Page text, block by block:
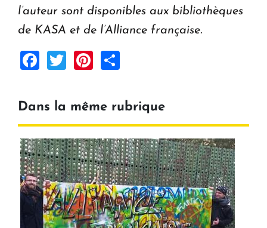
l’auteur sont disponibles aux bibliothèques
de KASA et de l’Alliance française.
Facebook
TwitterPinterest
Dans la même rubrique